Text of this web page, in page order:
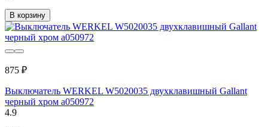
В корзину
875 ₽
Выключатель WERKEL W5020035 двухклавишный Gallant
черный хром a050972
4.9